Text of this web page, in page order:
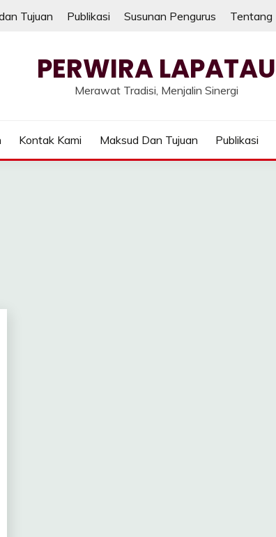
Tujuan Publikasi Susunan Pengurus Tentang
PERWIRA LAPATAU
Merawat Tradisi, Menjalin Sinergi
Kontak Kami Maksud Dan Tujuan Publikasi